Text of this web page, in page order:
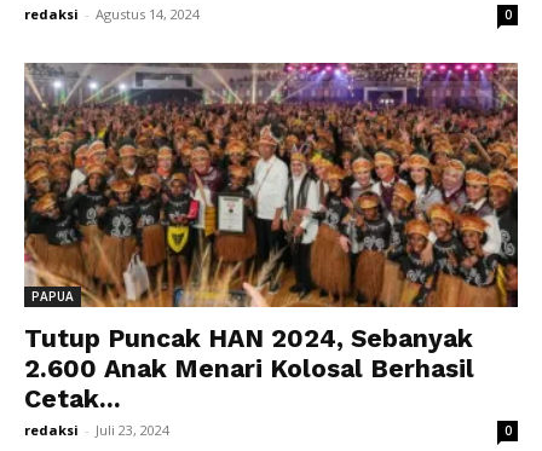
redaksi - Agustus 14, 2024 0
PAPUA
Tutup Puncak HAN 2024, Sebanyak
2.600 Anak Menari Kolosal Berhasil
Cetak...
redaksi - Juli 23, 2024 0